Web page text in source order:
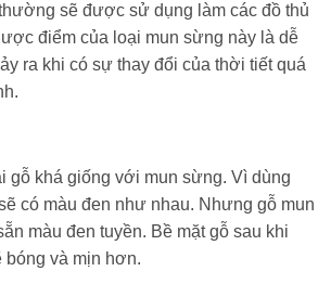
sẽ được sử dụng làm các đồ thủ
điểm của loại mun sừng này là dễ
ra khi có sự thay đổi của thời tiết quá
gỗ khá giống với mun sừng. Vì dùng
có màu đen như nhau. Nhưng gỗ mun
màu đen tuyền. Bề mặt gỗ sau khi
và mịn hơn.